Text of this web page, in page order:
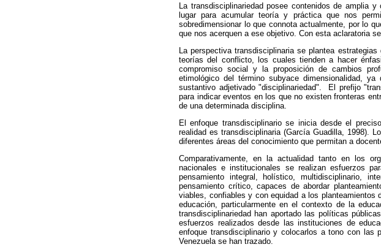
La transdisciplinariedad posee contenidos de amplia
lugar para acumular teoría y práctica que nos
sobredimensionar lo que connota actualmente, por lo
que nos acerquen a ese objetivo. Con esta aclaratoria
La perspectiva transdisciplinaria se plantea
teorías del conflicto, los cuales tienden a hacer
compromiso social y la proposición de cambios
etimológico del término subyace dimensionalidad,
sustantivo adjetivado "disciplinariedad". El prefijo
para indicar eventos en los que no existen fronteras
de una determinada disciplina.
El enfoque transdisciplinario se inicia desde el
realidad es transdisciplinaria (García Guadilla, 1998).
diferentes áreas del conocimiento que permitan a
Comparativamente, en la actualidad tanto en los
nacionales e institucionales se realizan esfuerzos
pensamiento integral, holístico, multidisciplinario,
pensamiento crítico, capaces de abordar
viables, confiables y con equidad a los
educación, particularmente en el contexto de la
transdisciplinariedad han aportado las políticas
esfuerzos realizados desde las instituciones de
enfoque transdisciplinario y colocarlos a tono con las
Venezuela se han trazado.